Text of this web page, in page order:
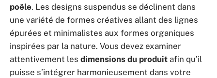
poêle. Les designs suspendus se déclinent dans
une variété de formes créatives allant des lignes
épurées et minimalistes aux formes organiques
inspirées par la nature. Vous devez examiner
attentivement les dimensions du produit afin qu’il
puisse s’intégrer harmonieusement dans votre